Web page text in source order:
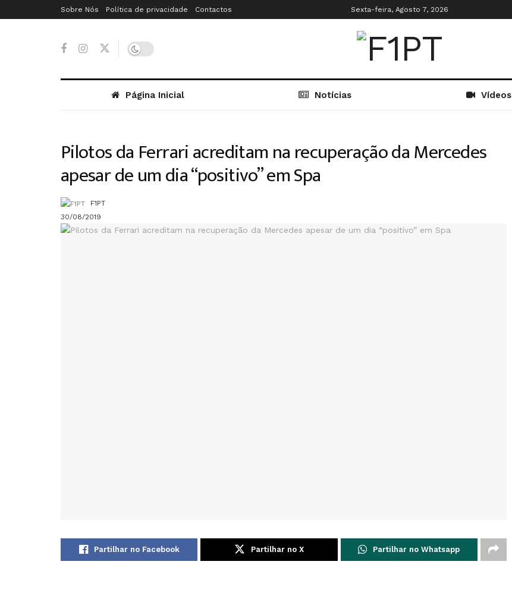
Sobre Nós Política de privacidade Contactos Sexta-feira, Agosto 7, 2026
Página Inicial Notícias Vídeos
Pilotos da Ferrari acreditam na recuperação da Mercedes
apesar de um dia “positivo” em Spa
F1PT
30/08/2019
Partilhar no Facebook Partilhar no X Partilhar no Whatsapp